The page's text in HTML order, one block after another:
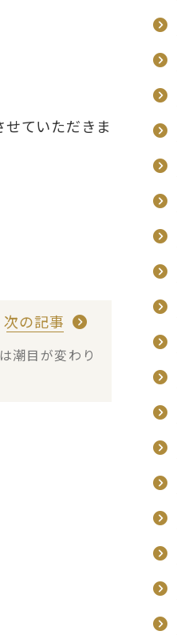
ていただきま
次の記事
潮目が変わり